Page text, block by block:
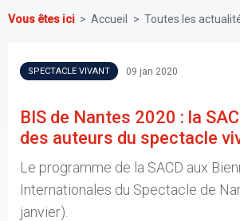
Vous êtes ici Accueil Toutes les
SPECTACLE VIVANT 09 jan 2020
BIS de Nantes 2020 : la
des auteurs du spectacle
Le programme de la SACD aux
Internationales du Spectacle de
janvier).